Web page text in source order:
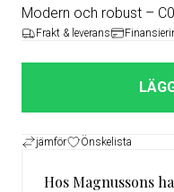
Modern och robust –
Frakt & leverans
jämför Önskelista
Hos Magnussons